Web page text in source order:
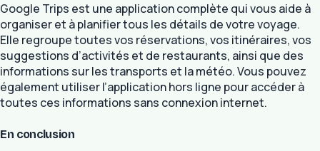
Google Trips est une application complète qui vous aide à
organiser et à planifier tous les détails de votre voyage.
Elle regroupe toutes vos réservations, vos itinéraires, vos
suggestions d’activités et de restaurants, ainsi que des
informations sur les transports et la météo. Vous pouvez
également utiliser l’application hors ligne pour accéder à
toutes ces informations sans connexion internet.
En conclusion